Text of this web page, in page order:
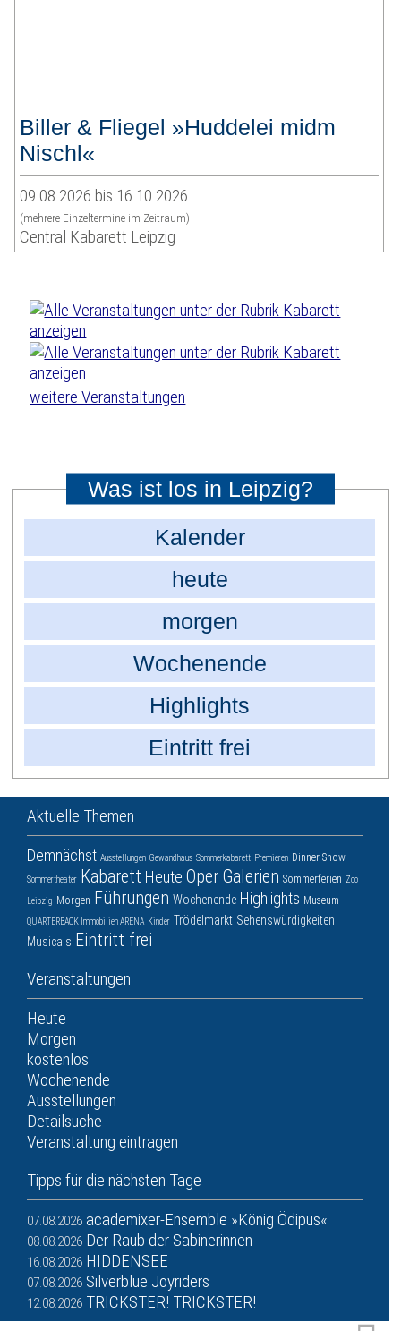
Biller & Fliegel »Huddelei midm
Nischl«
09.08.2026 bis 16.10.2026
(mehrere Einzeltermine im Zeitraum)
Central Kabarett Leipzig
weitere Veranstaltungen
Was ist los in Leipzig?
Kalender
heute
morgen
Wochenende
Highlights
Eintritt frei
Aktuelle Themen
Demnächst Ausstellungen Gewandhaus Sommerkabarett Premieren Dinner-Show
Sommertheater Kabarett Heute Oper Galerien Sommerferien Zoo
Leipzig Morgen Führungen Wochenende Highlights Museum
QUARTERBACK Immobilien ARENA Kinder Trödelmarkt Sehenswürdigkeiten
Musicals Eintritt frei
Veranstaltungen
Heute
Morgen
kostenlos
Wochenende
Ausstellungen
Detailsuche
Veranstaltung eintragen
Tipps für die nächsten Tage
07.08.2026 academixer-Ensemble »König Ödipus«
08.08.2026 Der Raub der Sabinerinnen
16.08.2026 HIDDENSEE
07.08.2026 Silverblue Joyriders
12.08.2026 TRICKSTER! TRICKSTER!